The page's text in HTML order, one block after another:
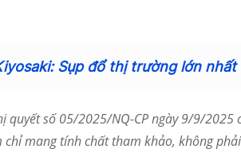
Sụp đổ thị trường lớn
quyết số 05/2025/NQ-CP ngày 9/9/
chỉ mang tính chất tham khảo, không